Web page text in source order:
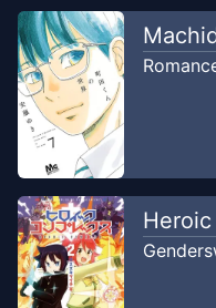
Tenseiscans Group
Chapter13
memainkan tangannya
Tenseiscans Group
Chapter12 -
akan bisa
Tenseiscans Group